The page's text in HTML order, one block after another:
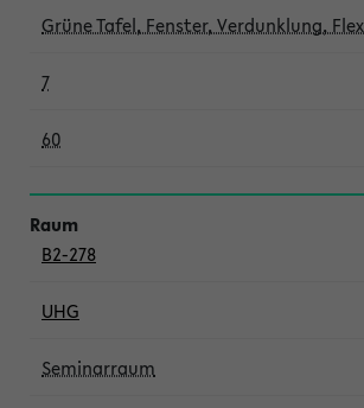
Grüne Tafel, Fenster, Verdunklung,
7
60
B2-278
UHG
Seminarraum